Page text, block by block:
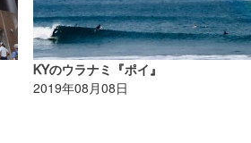
KYのウラナミ『ポイ』
2019年08月08日